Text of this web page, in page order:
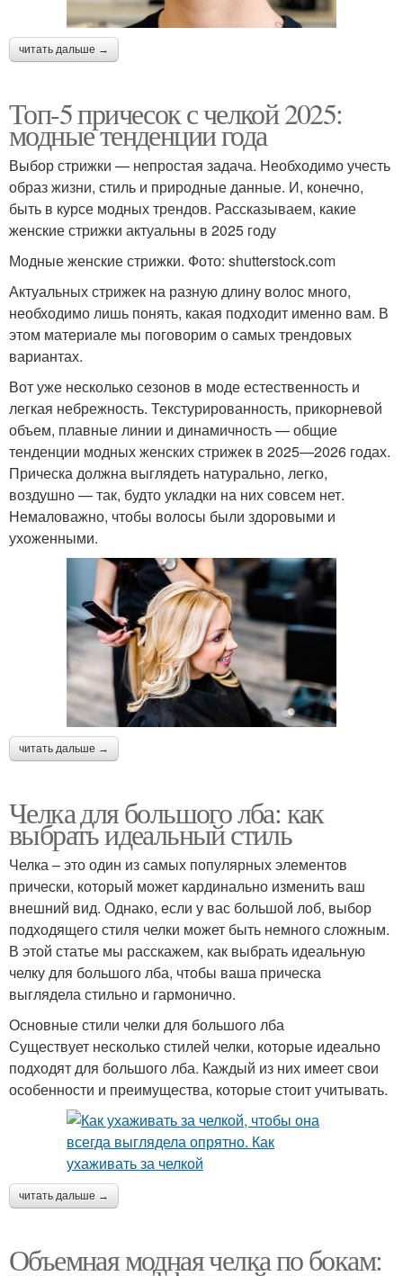
читать дальше →
Топ-5 причесок с челкой 2025:
модные тенденции года
Выбор стрижки — непростая задача. Необходимо учесть
образ жизни, стиль и природные данные. И, конечно,
быть в курсе модных трендов. Рассказываем, какие
женские стрижки актуальны в 2025 году
Модные женские стрижки. Фото: shutterstock.com
Актуальных стрижек на разную длину волос много,
необходимо лишь понять, какая подходит именно вам. В
этом материале мы поговорим о самых трендовых
вариантах.
Вот уже несколько сезонов в моде естественность и
легкая небрежность. Текстурированность, прикорневой
объем, плавные линии и динамичность — общие
тенденции модных женских стрижек в 2025—2026 годах.
Прическа должна выглядеть натурально, легко,
воздушно — так, будто укладки на них совсем нет.
Немаловажно, чтобы волосы были здоровыми и
ухоженными.
читать дальше →
Челка для большого лба: как
выбрать идеальный стиль
Челка – это один из самых популярных элементов
прически, который может кардинально изменить ваш
внешний вид. Однако, если у вас большой лоб, выбор
подходящего стиля челки может быть немного сложным.
В этой статье мы расскажем, как выбрать идеальную
челку для большого лба, чтобы ваша прическа
выглядела стильно и гармонично.
Основные стили челки для большого лба
Существует несколько стилей челки, которые идеально
подходят для большого лба. Каждый из них имеет свои
особенности и преимущества, которые стоит учитывать.
читать дальше →
Объемная модная челка по бокам: